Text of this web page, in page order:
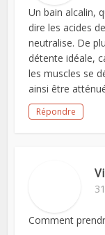
Un bain alcalin,
dire les acides
neutralise. De
détente idéale,
les muscles se
ainsi être
Répondre
Comment